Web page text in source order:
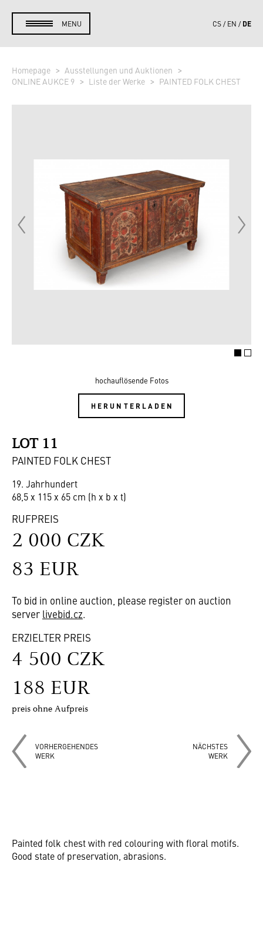
MENU CS EN DE
Homepage
Ausstellungen und Auktionen
ONLINE AUKCE 9
Liste der Werke PAINTED FOLK CHEST
hochauflösende Fotos
HERUNTERLADEN
LOT 11
PAINTED FOLK CHEST
19. Jahrhundert
68,5 x 115 x 65 cm (h x b x t)
RUFPREIS
2 000 CZK
83 EUR
To bid in online auction, please register on auction
server livebid.cz.
ERZIELTER PREIS
4 500 CZK
188 EUR
preis ohne Aufpreis
VORHERGEHENDES
WERK
NÄCHSTES
WERK
Painted folk chest with red colouring with floral motifs.
Good state of preservation, abrasions.